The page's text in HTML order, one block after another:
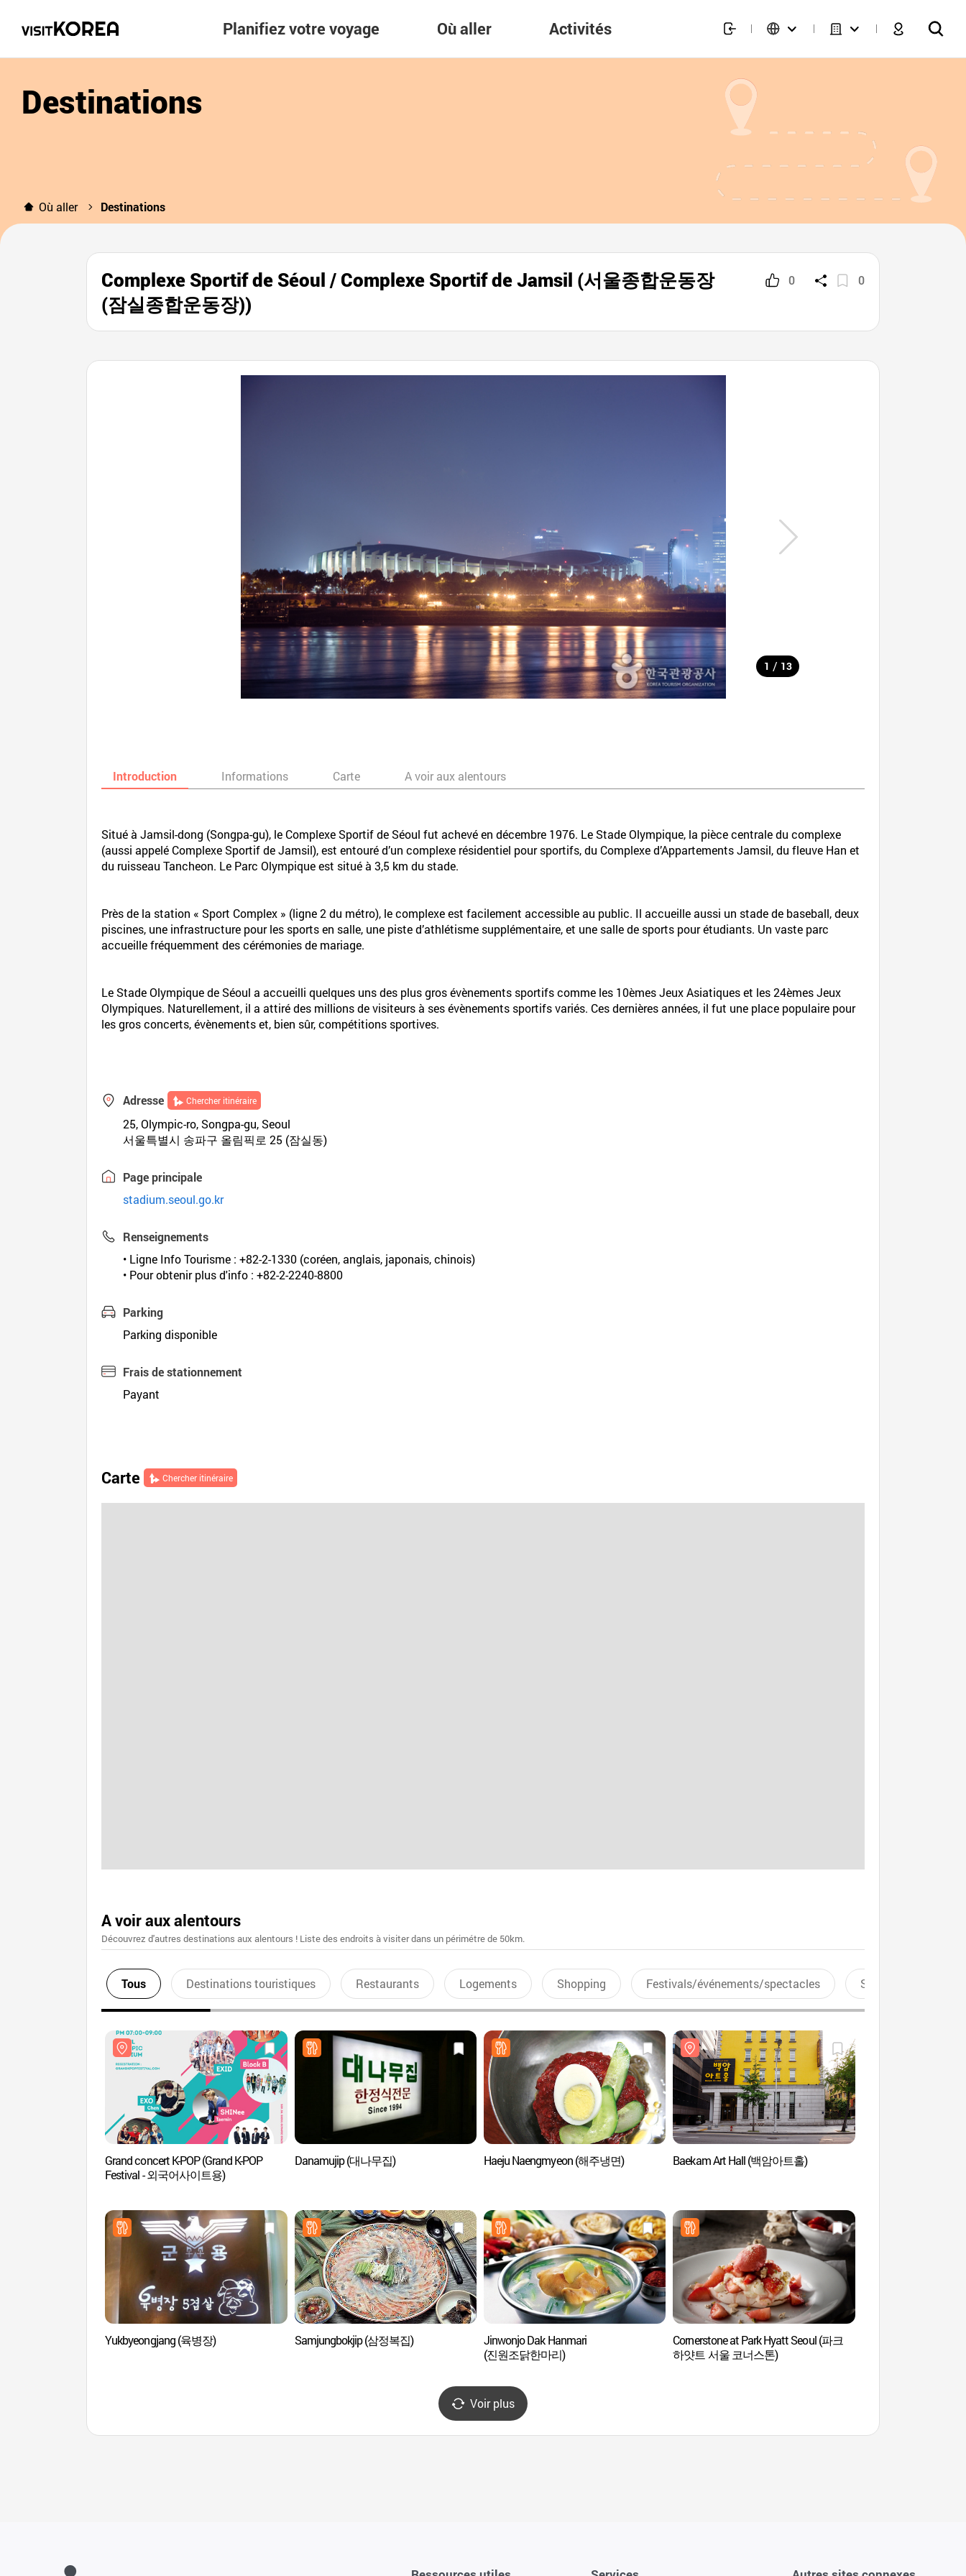
Planifiez votre voyage Où aller Activités
Destinations
Où aller Destinations
Complexe Sportif de Séoul / Complexe Sportif de Jamsil (서울종합운동장
(잠실종합운동장))
0 0
1 / 13
Introduction Informations Carte A voir aux alentours
Situé à Jamsil-dong (Songpa-gu), le Complexe Sportif de Séoul fut achevé en décembre 1976. Le Stade Olympique, la pièce centrale du complexe
(aussi appelé Complexe Sportif de Jamsil), est entouré d’un complexe résidentiel pour sportifs, du Complexe d’Appartements Jamsil, du fleuve Han et
du ruisseau Tancheon. Le Parc Olympique est situé à 3,5 km du stade.
Près de la station « Sport Complex » (ligne 2 du métro), le complexe est facilement accessible au public. Il accueille aussi un stade de baseball, deux
piscines, une infrastructure pour les sports en salle, une piste d’athlétisme supplémentaire, et une salle de sports pour étudiants. Un vaste parc
accueille fréquemment des cérémonies de mariage.
Le Stade Olympique de Séoul a accueilli quelques uns des plus gros évènements sportifs comme les 10èmes Jeux Asiatiques et les 24èmes Jeux
Olympiques. Naturellement, il a attiré des millions de visiteurs à ses évènements sportifs variés. Ces dernières années, il fut une place populaire pour
les gros concerts, évènements et, bien sûr, compétitions sportives.
Adresse Chercher itinéraire
25, Olympic-ro, Songpa-gu, Seoul
서울특별시 송파구 올림픽로 25 (잠실동)
Page principale
stadium.seoul.go.kr
Renseignements
• Ligne Info Tourisme : +82-2-1330 (coréen, anglais, japonais, chinois)
• Pour obtenir plus d'info : +82-2-2240-8800
Parking
Parking disponible
Frais de stationnement
Payant
Carte Chercher itinéraire
A voir aux alentours
Découvrez d'autres destinations aux alentours ! Liste des endroits à visiter dans un périmétre de 50km.
Tous Destinations touristiques Restaurants Logements Shopping Festivals/événements/spectacles Sports aquatiques
Grand concert K-POP (Grand K-POP
Festival - 외국어사이트용)
Danamujip (대나무집) Haeju Naengmyeon (해주냉면) Baekam Art Hall (백암아트홀)
Yukbyeongjang (육병장) Samjungbokjip (삼정복집)
Jinwonjo Dak Hanmari
(진원조닭한마리)
Cornerstone at Park Hyatt Seoul (파크
하얏트 서울 코너스톤)
Voir plus